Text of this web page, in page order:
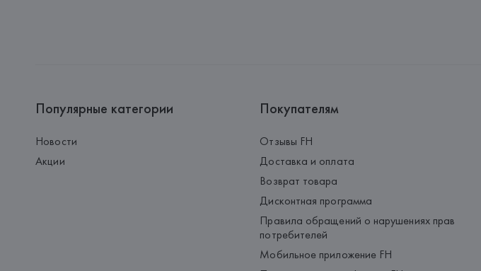
Популярные категории
Новости
Акции
Покупателям
Отзывы FH
Доставка и оплата
Возврат товара
Дисконтная программа
Правила обращений о нарушениях прав
потребителей
Мобильное приложение FH